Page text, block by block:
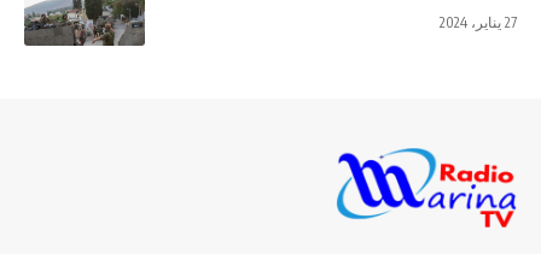
27 يناير، 2024